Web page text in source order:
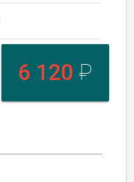
6 120 ₽